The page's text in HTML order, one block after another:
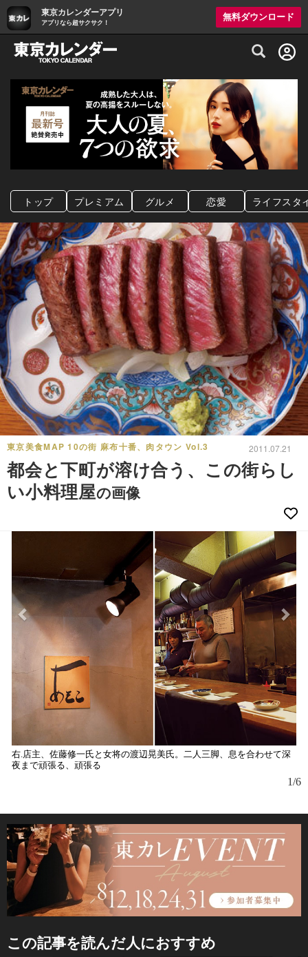
東京カレンダーアプリ
アプリなら超サクサク！
無料ダウンロード
グルメ情報・プレミアムレストラン予約
トップ プレミアム グルメ 恋愛 ライフスタ
東京美食MAP 10の街 麻布十番、肉タウン Vol.3 2011.07.21
都会と下町が溶け合う、この街らし
い小料理屋の画像
右.店主、佐藤修一氏と女将の渡辺晃美氏。二人三脚、息を合わせて深
夜まで頑張る、頑張る
1/6
この記事を読んだ人におすすめ